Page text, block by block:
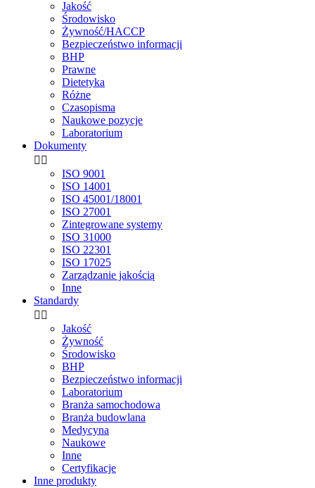
Jakość
Środowisko
Żywność/HACCP
Bezpieczeństwo informacji
BHP
Prawne
Dietetyka
Różne
Czasopisma
Naukowe pozycje
Laboratorium
Dokumenty
 
ISO 9001
ISO 14001
ISO 45001/18001
ISO 27001
Zintegrowane systemy
ISO 31000
ISO 22301
ISO 17025
Zarządzanie jakością
Inne
Standardy
 
Jakość
Żywność
Środowisko
BHP
Bezpieczeństwo informacji
Laboratorium
Branża samochodowa
Branża budowlana
Medycyna
Naukowe
Inne
Certyfikacje
Inne produkty